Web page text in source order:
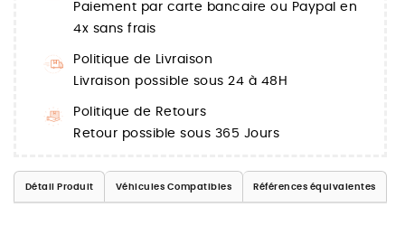
Paiement par carte bancaire ou Paypal en
4x sans frais
Politique de Livraison
Livraison possible sous 24 à 48H
Politique de Retours
Retour possible sous 365 Jours
Détail Produit Véhicules Compatibles Références équivalentes